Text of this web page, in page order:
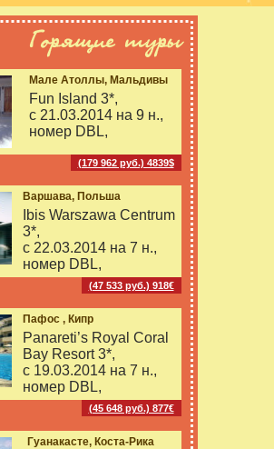
Мале Атоллы, Мальдивы
Fun Island 3*,
с 21.03.2014 на 9 н.,
номер DBL,
(179 962 руб.) 4839$
Варшава, Польша
Ibis Warszawa Centrum
3*,
с 22.03.2014 на 7 н.,
номер DBL,
(47 533 руб.) 918€
Пафос , Кипр
Panareti’s Royal Coral
Bay Resort 3*,
с 19.03.2014 на 7 н.,
номер DBL,
(45 648 руб.) 877€
Гуанакасте, Коста-Рика